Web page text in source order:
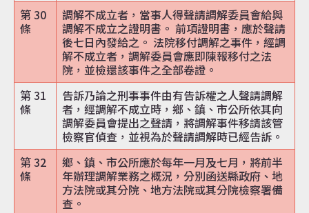
第 30
條
調解不成立者，當事人得聲請調解委員會給與
調解不成立之證明書。 前項證明書，應於聲請
後七日內發給之。 法院移付調解之事件，經調
解不成立者，調解委員會應即陳報移付之法
院，並檢還該事件之全部卷證。
第 31
條
告訴乃論之刑事事件由有告訴權之人聲請調解
者，經調解不成立時，鄉、鎮、市公所依其向
調解委員會提出之聲請，將調解事件移請該管
檢察官偵查，並視為於聲請調解時已經告訴。
第 32
條
鄉、鎮、市公所應於每年一月及七月，將前半
年辦理調解業務之概況，分別函送縣政府、地
方法院或其分院、地方法院或其分院檢察署備
查。